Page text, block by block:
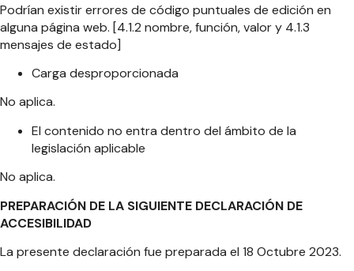
Podrían existir errores de código puntuales de edición en
alguna página web. [4.1.2 nombre, función, valor y 4.1.3
mensajes de estado]
Carga desproporcionada
No aplica.
El contenido no entra dentro del ámbito de la
legislación aplicable
No aplica.
PREPARACIÓN DE LA SIGUIENTE DECLARACIÓN DE
ACCESIBILIDAD
La presente declaración fue preparada el 18 Octubre 2023.